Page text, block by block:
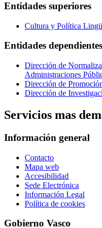
Entidades superiores
Cultura y Política
Entidades dependientes
Dirección de
Administraciones
Dirección de
Dirección de
Servicios mas
Información general
Contacto
Mapa web
Accesibilidad
Sede Electrónica
Información Legal
Política de cookies
Gobierno Vasco